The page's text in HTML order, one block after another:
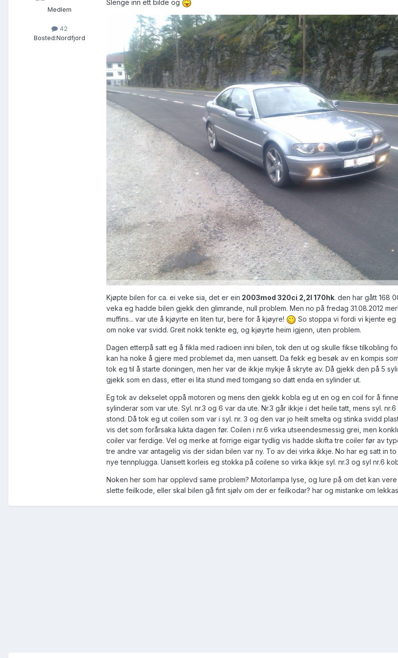
Medlem
42
Bosted:Nordfjord
Slenge inn ett bilde og
Kjøpte bilen for ca. ei veke sia, det er ein 2003mod 320ci 2,2l 170hk. den har gått 168
veka eg hadde bilen gjekk den glimrande, null problem. Men no på fredag 31.08.2012
muffins... var ute å kjøyrte en liten tur, bere for å kjøyre!
So stoppa vi fordi vi kjente eg
om noke var svidd. Greit nokk tenkte eg, og kjøyrte heim igjenn, uten problem.
Dagen etterpå satt eg å fikla med radioen inni bilen, tok den ut og skulle fikse tilkobling
kan ha noke å gjere med problemet da, men uansett. Da fekk eg besøk av en kompis
tok eg til å starte doningen, men her var de ikkje mykje å skryte av. Då gjekk den på 5
gjekk som en dass, etter ei lita stund med tomgang so datt enda en sylinder ut.
Eg tok av dekselet oppå motoren og mens den gjekk kobla eg ut en og en coil for å
sylinderar som var ute. Syl. nr.3 og 6 var da ute. Nr.3 går ikkje i det heile tatt, mens syl.
stond. Då tok eg ut coilen som var i syl. nr. 3 og den var jo heilt smelta og stinka svidd
vis det som forårsaka lukta dagen før. Coilen i nr.6 virka utseendesmessig grei, men
coiler var ferdige. Vel og merke at forrige eigar tydlig vis hadde skifta tre coiler før av
tre andre var antagelig vis der sidan bilen var ny. To av dei virka ikkje. No har eg satt in
nye tennplugga. Uansett korleis eg stokka på coilene so virka ikkje syl. nr.3 og syl nr.6
Noken her som har opplevd same problem? Motorlampa lyse, og lure på om det kan
slette feilkode, eller skal bilen gå fint sjølv om der er feilkodar? har og mistanke om